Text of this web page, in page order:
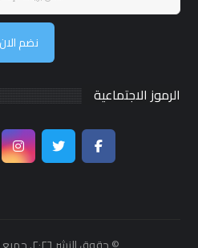
نضم الان
الرموز الاجتماعية